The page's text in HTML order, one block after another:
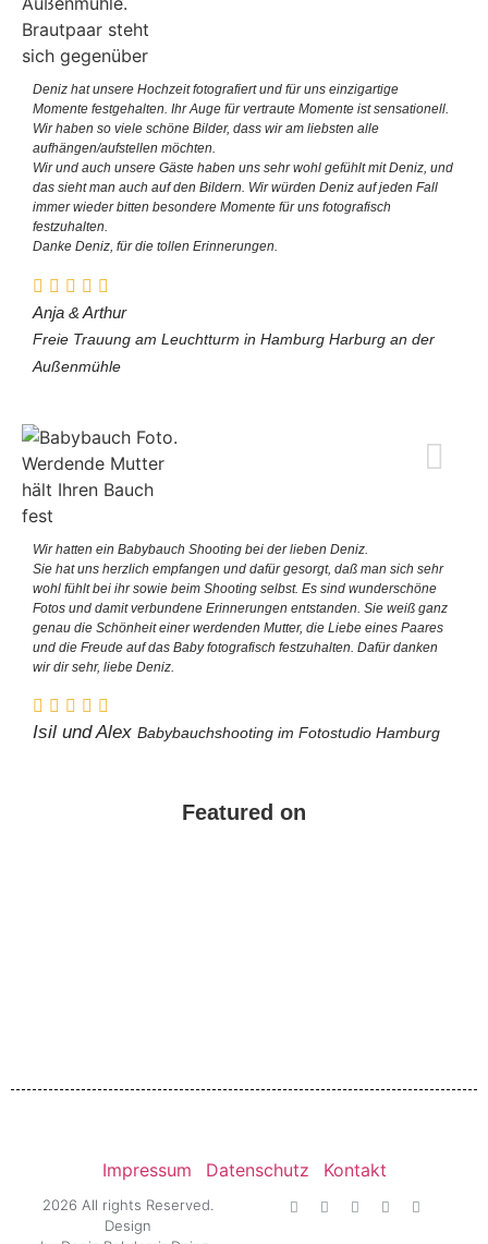
Deniz hat unsere Hochzeit fotografiert und für uns einzigartige
Momente festgehalten. Ihr Auge für vertraute Momente ist sensationell.
Wir haben so viele schöne Bilder, dass wir am liebsten alle
aufhängen/aufstellen möchten.
Wir und auch unsere Gäste haben uns sehr wohl gefühlt mit Deniz, und
das sieht man auch auf den Bildern. Wir würden Deniz auf jeden Fall
immer wieder bitten besondere Momente für uns fotografisch
festzuhalten.
Danke Deniz, für die tollen Erinnerungen.
Anja & Arthur
Freie Trauung am Leuchtturm in Hamburg Harburg an der
Außenmühle
Wir hatten ein Babybauch Shooting bei der lieben Deniz.
Sie hat uns herzlich empfangen und dafür gesorgt, daß man sich sehr
wohl fühlt bei ihr sowie beim Shooting selbst. Es sind wunderschöne
Fotos und damit verbundene Erinnerungen entstanden. Sie weiß ganz
genau die Schönheit einer werdenden Mutter, die Liebe eines Paares
und die Freude auf das Baby fotografisch festzuhalten. Dafür danken
wir dir sehr, liebe Deniz.
Isil und Alex Babybauchshooting im Fotostudio Hamburg
Featured on
Impressum Datenschutz Kontakt
2026 All rights Reserved.
Design